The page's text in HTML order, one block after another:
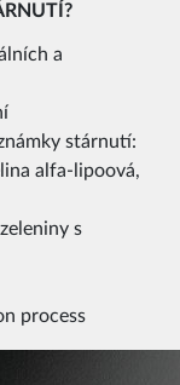
a
stárnutí:
alfa-lipoová,
s
process